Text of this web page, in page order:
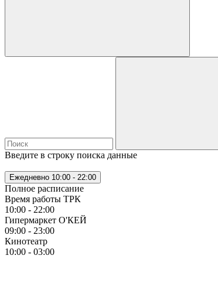
Введите в строку поиска данные
Ежедневно 10:00 - 22:00
Полное расписание
Время работы ТРК
10:00 - 22:00
Гипермаркет О'КЕЙ
09:00 - 23:00
Кинотеатр
10:00 - 03:00